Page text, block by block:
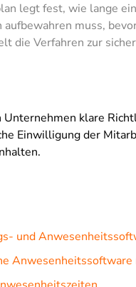
legt fest, wie lange
muss,
die Verfahren zur
Unternehmen klare
Einwilligung der
und